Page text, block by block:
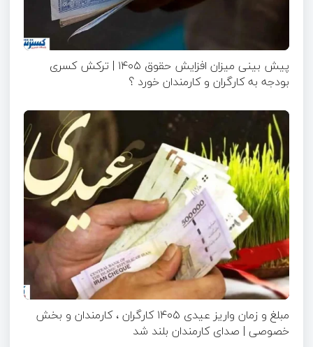
پیش بینی میزان افزایش حقوق ۱۴۰۵ | ترکش کسری
بودجه به کارگران و کارمندان خورد ؟
مبلغ و زمان واریز عیدی ۱۴۰۵ کارگران ، کارمندان و بخش
خصوصی | صدای کارمندان بلند شد